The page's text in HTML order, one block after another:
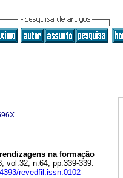
na formação
vol.32, n.64, pp.339-339.
revedfil.issn.0102-